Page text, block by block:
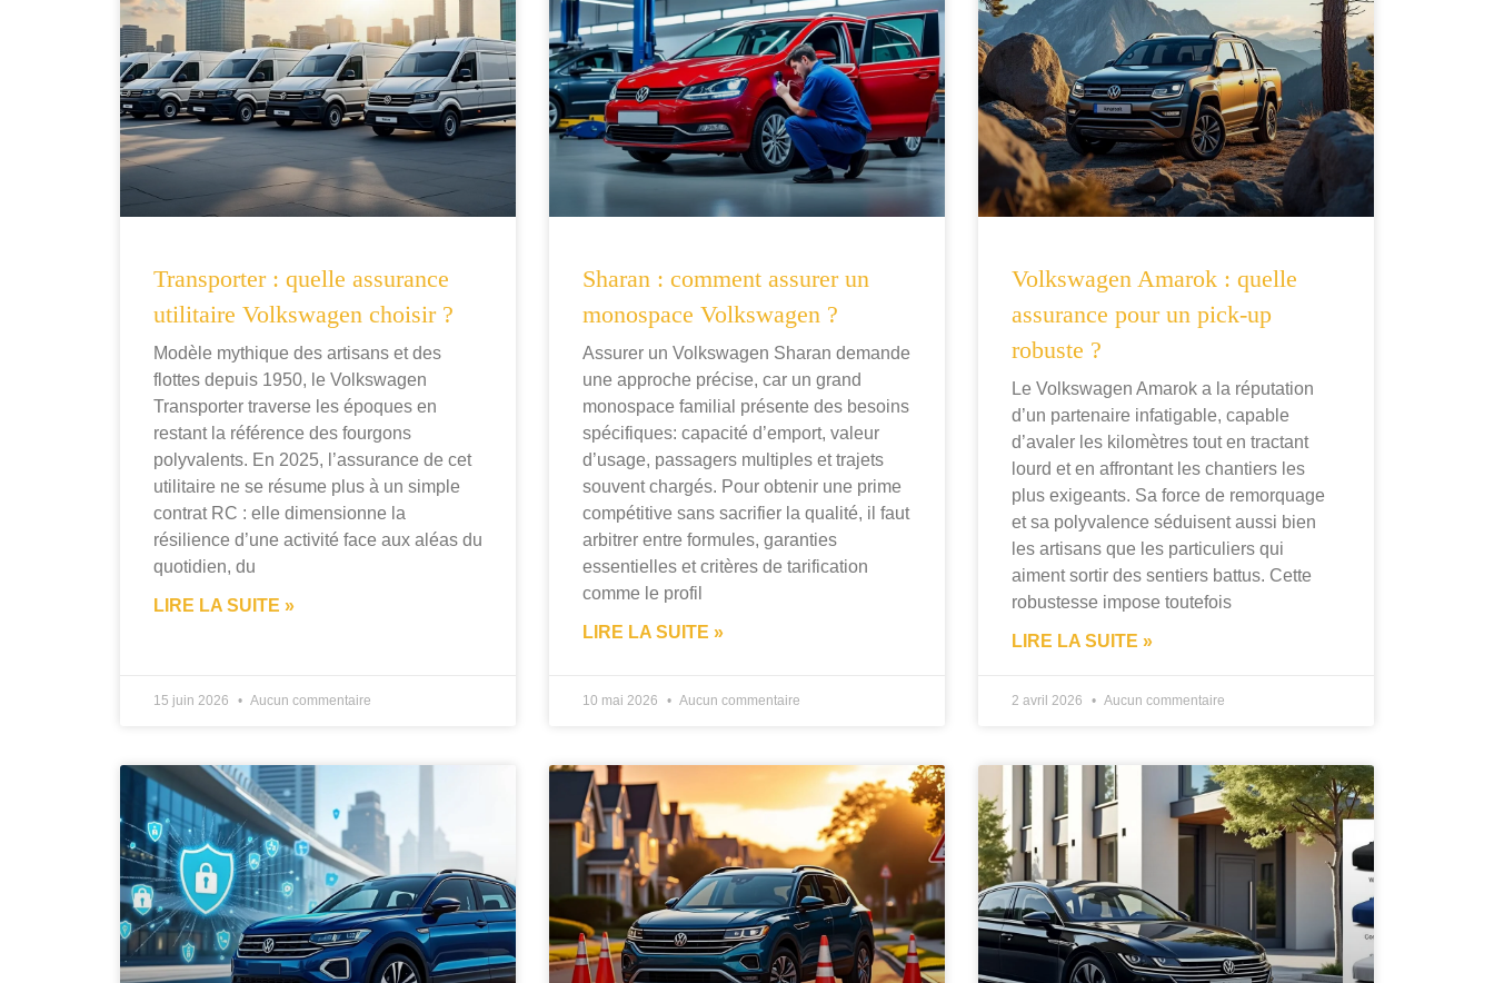
Transporter : quelle assurance
utilitaire Volkswagen choisir ?
Modèle mythique des artisans et des
flottes depuis 1950, le Volkswagen
Transporter traverse les époques en
restant la référence des fourgons
polyvalents. En 2025, l’assurance de cet
utilitaire ne se résume plus à un simple
contrat RC : elle dimensionne la
résilience d’une activité face aux aléas du
quotidien, du
LIRE LA SUITE »
15 juin 2026 Aucun commentaire
Sharan : comment assurer un
monospace Volkswagen ?
Assurer un Volkswagen Sharan demande
une approche précise, car un grand
monospace familial présente des besoins
spécifiques: capacité d’emport, valeur
d’usage, passagers multiples et trajets
souvent chargés. Pour obtenir une prime
compétitive sans sacrifier la qualité, il faut
arbitrer entre formules, garanties
essentielles et critères de tarification
comme le profil
LIRE LA SUITE »
10 mai 2026 Aucun commentaire
Volkswagen Amarok : quelle
assurance pour un pick-up
robuste ?
Le Volkswagen Amarok a la réputation
d’un partenaire infatigable, capable
d’avaler les kilomètres tout en tractant
lourd et en affrontant les chantiers les
plus exigeants. Sa force de remorquage
et sa polyvalence séduisent aussi bien
les artisans que les particuliers qui
aiment sortir des sentiers battus. Cette
robustesse impose toutefois
LIRE LA SUITE »
2 avril 2026 Aucun commentaire